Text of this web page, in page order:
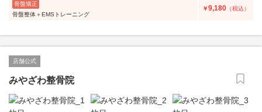
骨盤矯正
骨盤整体＋EMSトレーニング
￥9,180 （税込）
店舗公式
みやざわ整骨院